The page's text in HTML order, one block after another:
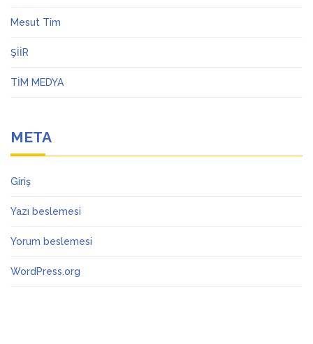
Mesut Tim
ŞİİR
TİM MEDYA
META
Giriş
Yazı beslemesi
Yorum beslemesi
WordPress.org